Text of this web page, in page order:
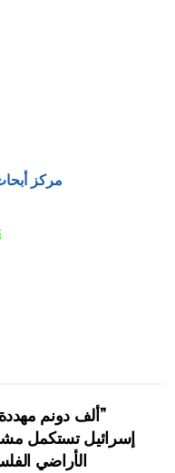
مركز
” 118 ألف دونم مهددة بالعزل في محافظة طوباس”
إسرائيل تستكمل
الأراضي